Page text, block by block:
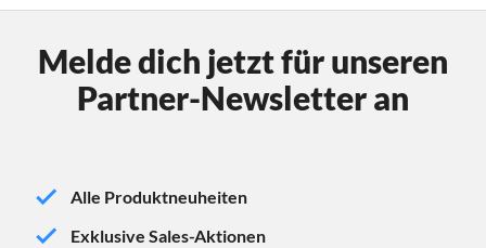
Melde dich jetzt für unseren
Partner-Newsletter an
Alle Produktneuheiten
Exklusive Sales-Aktionen